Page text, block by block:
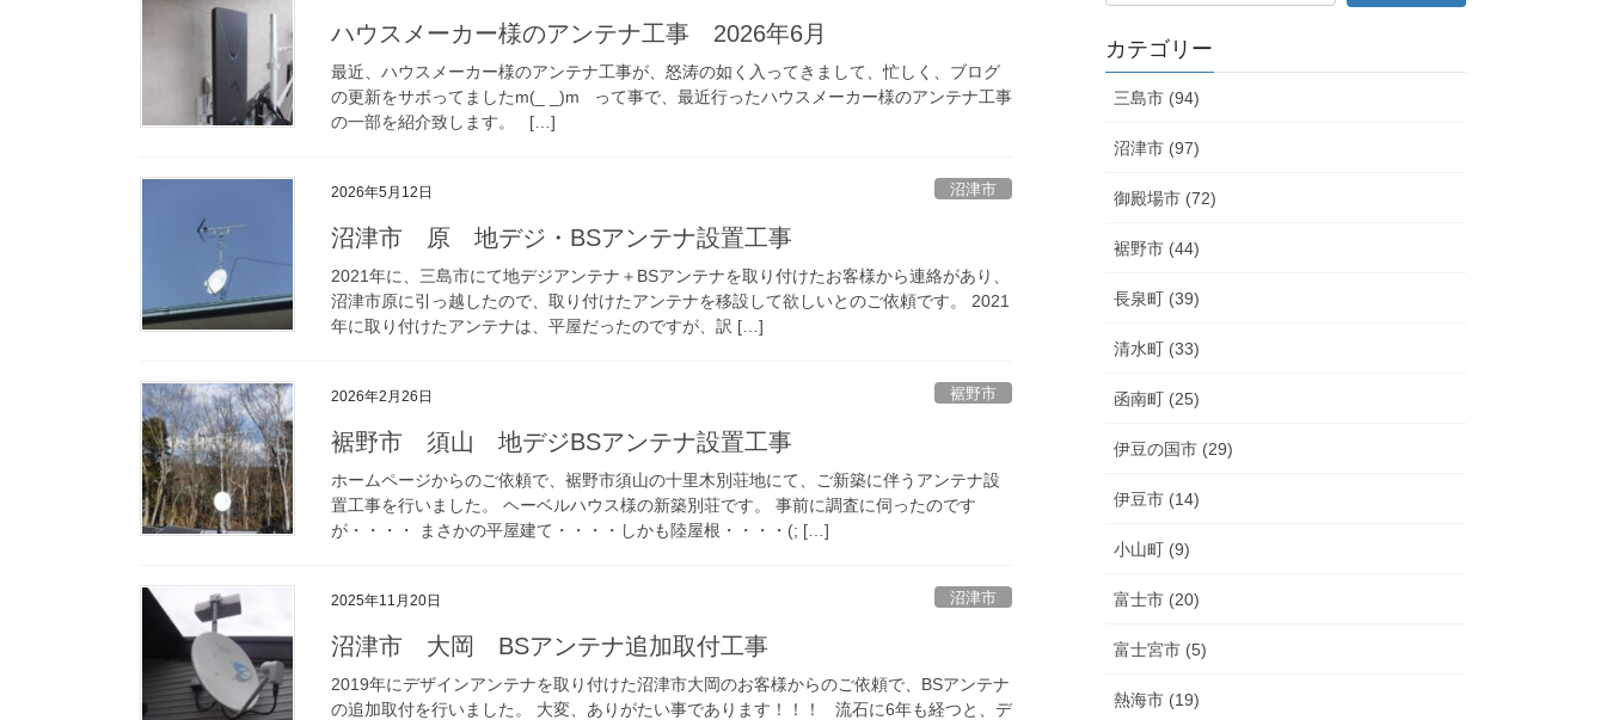
ハウスメーカー様のアンテナ工事 2026年6月
最近、ハウスメーカー様のアンテナ工事が、怒涛の如く入ってきまして、忙しく、ブログ
の更新をサボってましたm(_ _)m って事で、最近行ったハウスメーカー様のアンテナ工事
の一部を紹介致します。 […]
2026年5月12日 沼津市
沼津市 原 地デジ・BSアンテナ設置工事
2021年に、三島市にて地デジアンテナ＋BSアンテナを取り付けたお客様から連絡があり、
沼津市原に引っ越したので、取り付けたアンテナを移設して欲しいとのご依頼です。 2021
年に取り付けたアンテナは、平屋だったのですが、訳 […]
2026年2月26日 裾野市
裾野市 須山 地デジBSアンテナ設置工事
ホームページからのご依頼で、裾野市須山の十里木別荘地にて、ご新築に伴うアンテナ設
置工事を行いました。 ヘーベルハウス様の新築別荘です。 事前に調査に伺ったのです
が・・・・ まさかの平屋建て・・・・しかも陸屋根・・・・(; […]
2025年11月20日 沼津市
沼津市 大岡 BSアンテナ追加取付工事
2019年にデザインアンテナを取り付けた沼津市大岡のお客様からのご依頼で、BSアンテナ
の追加取付を行いました。 大変、ありがたい事であります！！！ 流石に6年も経つと、デ
カテゴリー
三島市 (94)
沼津市 (97)
御殿場市 (72)
裾野市 (44)
長泉町 (39)
清水町 (33)
函南町 (25)
伊豆の国市 (29)
伊豆市 (14)
小山町 (9)
富士市 (20)
富士宮市 (5)
熱海市 (19)